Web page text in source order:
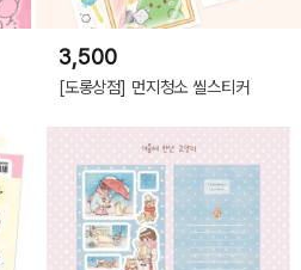
3,500
[도롱상점] 먼지청소 씰스티커